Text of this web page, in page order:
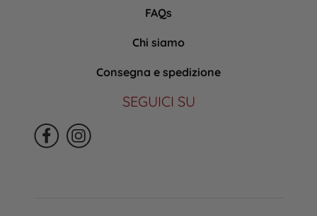
FAQs
Chi siamo
Consegna e spedizione
SEGUICI SU